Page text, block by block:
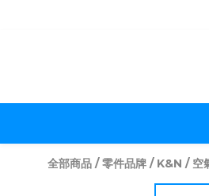
全部商品 /零件品牌 / K&N / 空